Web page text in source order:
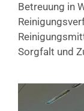
Betreuung in
Sorgfalt und